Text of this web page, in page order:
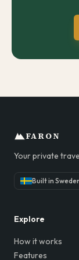
FARON
Your private
Built in
Explore
How it works
Features